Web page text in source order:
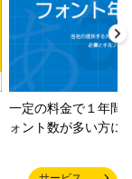
一定の料金で１年間
ォント数が多い方に